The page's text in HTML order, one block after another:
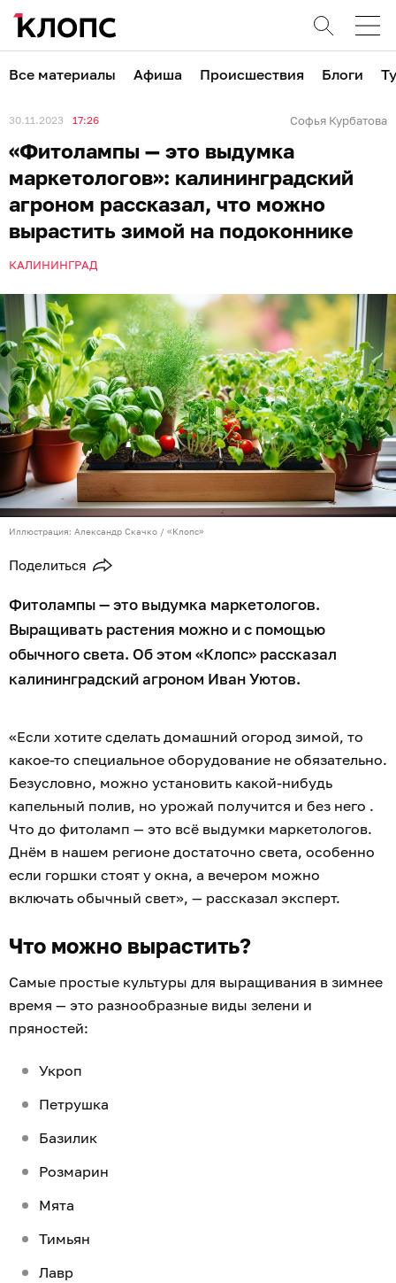
Все материалы Афиша Происшествия Блоги
30.11.2023 17:26 Софья Курбатова
«Фитолампы — это выдумка
маркетологов»: калининградский
агроном рассказал, что можно
вырастить зимой на подоконнике
КАЛИНИНГРАД
Иллюстрация: Александр Скачко / «Клопс»
Поделиться
Фитолампы — это выдумка маркетологов.
Выращивать растения можно и с помощью
обычного света. Об этом «Клопс» рассказал
калининградский агроном Иван Уютов.
«Если хотите сделать домашний огород зимой, то
какое-то специальное оборудование не обязательно.
Безусловно, можно установить какой-нибудь
капельный полив, но урожай получится и без него .
Что до фитоламп — это всё выдумки маркетологов.
Днём в нашем регионе достаточно света, особенно
если горшки стоят у окна, а вечером можно
включать обычный свет», — рассказал эксперт.
Что можно вырастить?
Самые простые культуры для выращивания в зимнее
время — это разнообразные виды зелени и
пряностей:
Укроп
Петрушка
Базилик
Розмарин
Мята
Тимьян
Лавр